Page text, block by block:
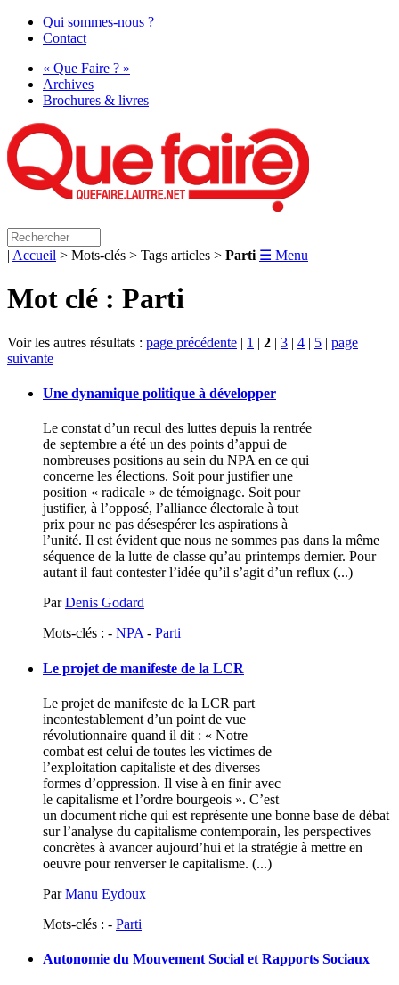
Qui sommes-nous ?
Contact
« Que Faire ? »
Archives
Brochures & livres
| Accueil > Mots-clés > Tags articles > Parti ☰ Menu
Mot clé : Parti
Voir les autres résultats : page précédente | 1 | 2 | 3 | 4 | 5 | page
suivante
Une dynamique politique à développer
Le constat d’un recul des luttes depuis la rentrée
de septembre a été un des points d’appui de
nombreuses positions au sein du NPA en ce qui
concerne les élections. Soit pour justifier une
position « radicale » de témoignage. Soit pour
justifier, à l’opposé, l’alliance électorale à tout
prix pour ne pas désespérer les aspirations à
l’unité. Il est évident que nous ne sommes pas dans la même
séquence de la lutte de classe qu’au printemps dernier. Pour
autant il faut contester l’idée qu’il s’agit d’un reflux (...)
ParDenis Godard
Mots-clés : - NPA- Parti
Le projet de manifeste de la LCR
Le projet de manifeste de la LCR part
incontestablement d’un point de vue
révolutionnaire quand il dit : « Notre
combat est celui de toutes les victimes de
l’exploitation capitaliste et des diverses
formes d’oppression. Il vise à en finir avec
le capitalisme et l’ordre bourgeois ». C’est
un document riche qui est représente une bonne base de débat
sur l’analyse du capitalisme contemporain, les perspectives
concrètes à avancer aujourd’hui et la stratégie à mettre en
oeuvre pour renverser le capitalisme. (...)
ParManu Eydoux
Mots-clés : - Parti
Autonomie du Mouvement Social et Rapports Sociaux